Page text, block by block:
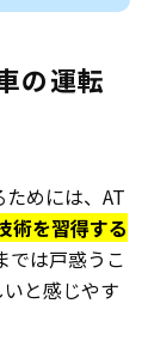
の運転
めには、AT
術を習得する
では戸惑うこ
と感じやす